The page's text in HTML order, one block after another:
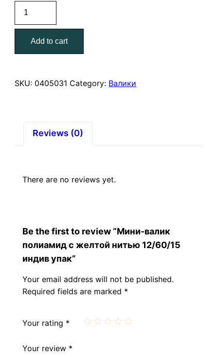
валик
полиамид
желтой
12/60/15
Add to cart
SKU: 0405031 Category: Валики
Reviews (0)
There are no reviews yet.
Be the first to review “Мини-валик
полиамид с желтой нитью 12/60/15
индив упак”
Your email address will not be published.
Required fields are marked *
Your rating *
Your review *